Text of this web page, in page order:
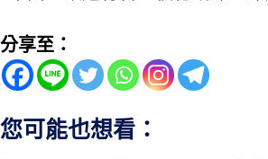
分享至：
您可能也想看：